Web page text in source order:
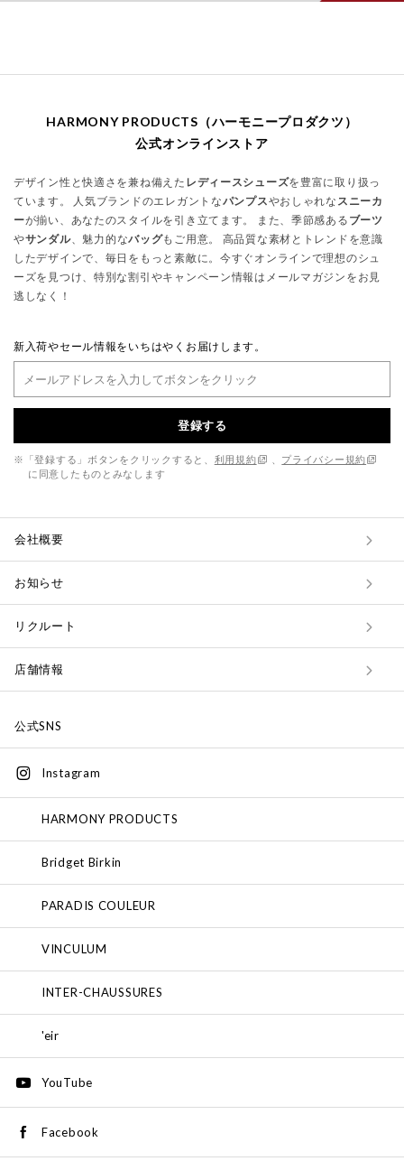
HARMONY PRODUCTS（ハーモニープロダクツ）
公式オンラインストア
デザイン性と快適さを兼ね備えた レディースシューズを豊富に取り扱っ
ています。 人気ブランドのエレガントなパンプスやおしゃれな スニーカ
ーが揃い、あなたのスタイルを引き立てます。 また、季節感ある ブーツ
やサンダル、魅力的なバッグもご用意。 高品質な素材とトレンドを意識
したデザインで、毎日をもっと素敵に。今すぐオンラインで理想のシュ
ーズを見つけ、特別な割引やキャンペーン情報はメールマガジンをお見
逃しなく！
新入荷やセール情報をいちはやくお届けします。
登録する
※「登録する」ボタンをクリックすると、 利用規約
プライバシー規約
に同意したものとみなします
会社概要
お知らせ
リクルート
店舗情報
公式SNS
Instagram
HARMONY PRODUCTS
Bridget Birkin
PARADIS COULEUR
VINCULUM
INTER-CHAUSSURES
'eir
YouTube
Facebook